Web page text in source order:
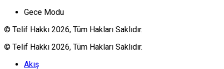
Gece Modu
© Telif Hakkı 2026, Tüm Hakları Saklıdır.
© Telif Hakkı 2026, Tüm Hakları Saklıdır.
Akış